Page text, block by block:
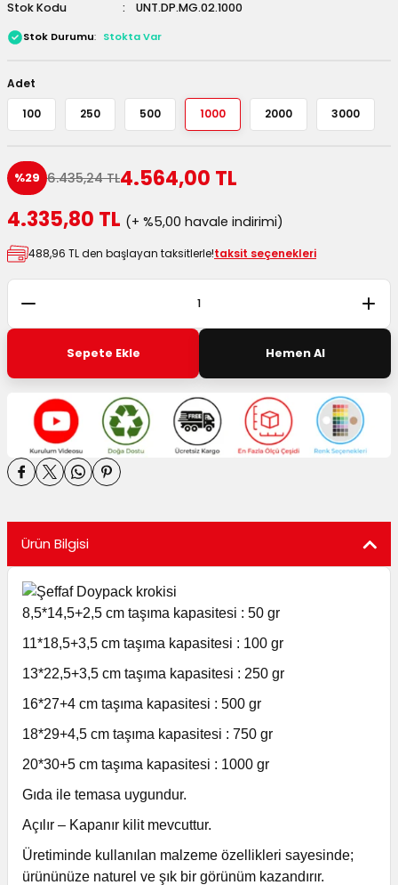
Kutuları
Masura Kapaklı
Kutular
ve Koliler
Stok Kodu UNT.DP.MG.02.1000
Stok Durumu Stokta Var
Adet
100 250 500 1000 2000 3000
%29 6.435,24 TL4.564,00 TL
4.335,80 TL (+ %5,00 havale indirimi)
488,96 TL den başlayan taksitlerle!taksit seçenekleri
Sepete Ekle Hemen Al
Ürün Bilgisi
8,5*14,5+2,5 cm taşıma kapasitesi : 50 gr
11*18,5+3,5 cm taşıma kapasitesi : 100 gr
13*22,5+3,5 cm taşıma kapasitesi : 250 gr
16*27+4 cm taşıma kapasitesi : 500 gr
18*29+4,5 cm taşıma kapasitesi : 750 gr
20*30+5 cm taşıma kapasitesi : 1000 gr
Gıda ile temasa uygundur.
Açılır – Kapanır kilit mevcuttur.
Üretiminde kullanılan malzeme özellikleri sayesinde;
ürününüze naturel ve şık bir görünüm kazandırır.